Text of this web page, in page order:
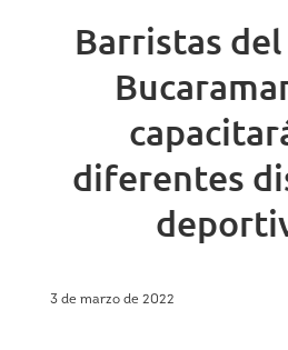
Barristas
diferentes
3 de marzo de 2022